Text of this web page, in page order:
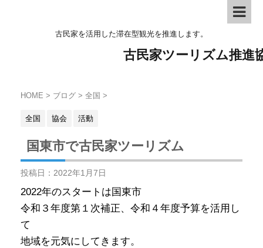
古民家を活用した滞在型観光を推進します。
古民家ツーリズム推進
HOME > ブログ > 全国 >
全国 協会 活動
国東市で古民家ツーリズム
投稿日： 2022年1月7日
2022年のスタートは国東市
令和３年度第１次補正、令和４年度予算を活用し
て
地域を元気にしてきます。